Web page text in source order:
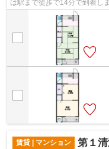
は駅まで徒歩で14分で到着し
可能な物件なので、交通経路を
賃貸 | マンション 第１